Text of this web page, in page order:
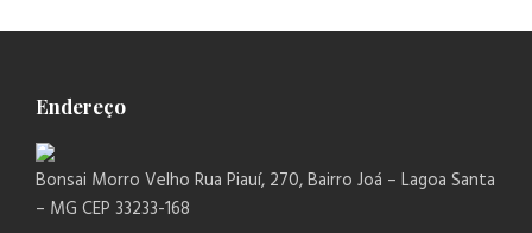
Endereço
Bonsai Morro Velho Rua Piauí, 270, Bairro Joá – Lagoa Santa
– MG CEP 33233-168